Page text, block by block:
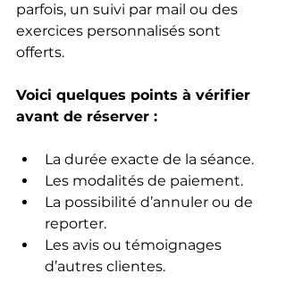
parfois, un suivi par mail ou des
exercices personnalisés sont
offerts.
Voici quelques points à vérifier
avant de réserver :
La durée exacte de la séance.
Les modalités de paiement.
La possibilité d’annuler ou de
reporter.
Les avis ou témoignages
d’autres clientes.